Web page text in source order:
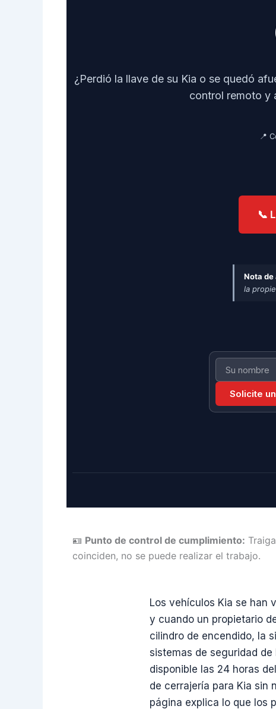
¿Perdió la llave de su Kia o se quedó
control remoto y
📍
📞
Nota
la
Solicite
🪪 Punto de control de cumplimiento:
coinciden, no se puede realizar el trabajo.
Los vehículos Kia se han
y cuando un propietario
cilindro de encendido, la
sistemas de seguridad
disponible las 24 horas
de cerrajería para Kia sin
página explica lo que los